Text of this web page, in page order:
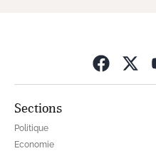
Sections
Politique
Economie